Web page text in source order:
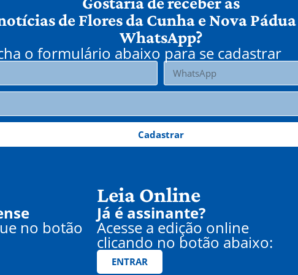
de Flores da Cunha e Nova
WhatsApp?
o formulário abaixo para se cadastrar
Cadastrar
no botão
Leia Online
Já é assinante?
Acesse a edição online
clicando no botão abaixo:
ENTRAR